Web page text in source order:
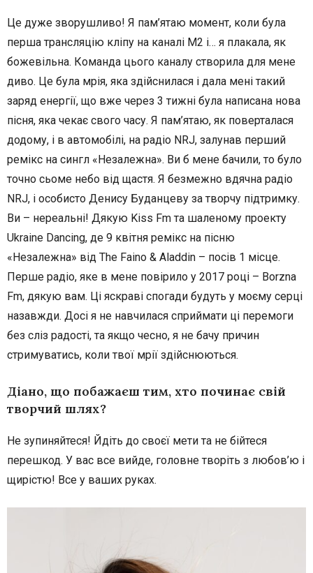
Це дуже зворушливо! Я пам’ятаю момент, коли була
перша трансляцію кліпу на каналі М2 і… я плакала, як
божевільна. Команда цього каналу створила для мене
диво. Це була мрія, яка здійснилася і дала мені такий
заряд енергії, що вже через 3 тижні була написана нова
пісня, яка чекає свого часу. Я пам’ятаю, як поверталася
додому, і в автомобілі, на радіо NRJ, залунав перший
ремікс на сингл «Незалежна». Ви б мене бачили, то було
точно сьоме небо від щастя. Я безмежно вдячна радіо
NRJ, і особисто Денису Буданцеву за творчу підтримку.
Ви – нереальні! Дякую Kiss Fm та шаленому проекту
Ukraine Dancing, де 9 квітня ремікс на пісню
«Незалежна» від The Faino & Aladdin – посів 1 місце.
Перше радіо, яке в мене повірило у 2017 році – Borzna
Fm, дякую вам. Ці яскраві спогади будуть у моєму серці
назавжди. Досі я не навчилася сприймати ці перемоги
без сліз радості, та якщо чесно, я не бачу причин
стримуватись, коли твої мрії здійснюються.
Діано, що побажаєш тим, хто починає свій
творчий шлях?
Не зупиняйтеся! Йдіть до своєї мети та не бійтеся
перешкод. У вас все вийде, головне творіть з любов’ю і
щирістю! Все у ваших руках.